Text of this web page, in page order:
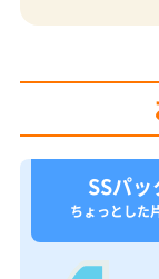
SSパッ
ちょっとした